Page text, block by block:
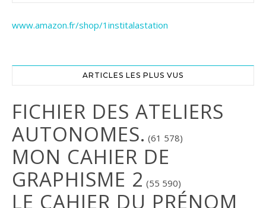
www.amazon.fr/shop/1institalastation
ARTICLES LES PLUS VUS
FICHIER DES ATELIERS
AUTONOMES. (61 578)
MON CAHIER DE
GRAPHISME 2 (55 590)
LE CAHIER DU PRÉNOM